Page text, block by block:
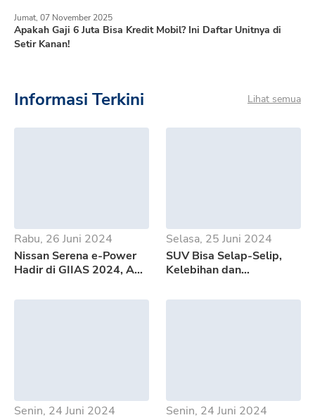
Apakah Gaji 6 Juta Bisa Kredit Mobil? Ini Daftar Unitnya di
Setir Kanan!
Jumat, 07 November 2025
Informasi Terkini Lihat semua
Rabu, 26 Juni 2024
Nissan Serena e-Power
Hadir di GIIAS 2024, Apa
Selasa, 25 Juni 2024
SUV Bisa Selap-Selip,
Kelebihan dan
500
Senin, 24 Juni 2024
Senin, 24 Juni 2024